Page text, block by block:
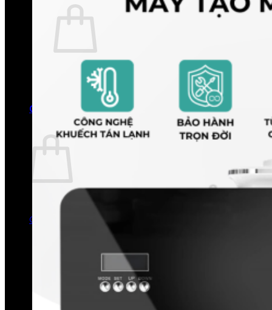
Chưa có sản phẩm trong giỏ hàng.
Quay trở lại cửa hàng
0
Giỏ hàng
Chưa có sản phẩm trong giỏ hàng.
Quay trở lại cửa hàng